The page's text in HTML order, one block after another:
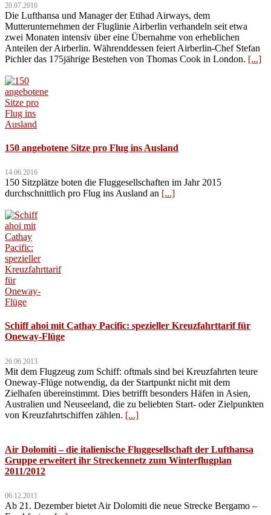
20.07.2016
Die Lufthansa und Manager der Etihad Airways, dem
Mutterunternehmen der Fluglinie Airberlin verhandeln seit etwa
zwei Monaten intensiv über eine Übernahme von erheblichen
Anteilen der Airberlin. Währenddessen feiert Airberlin-Chef Stefan
Pichler das 175jährige Bestehen von Thomas Cook in London. [...]
150 angebotene Sitze pro Flug ins Ausland
14.06.2016
150 Sitzplätze boten die Fluggesellschaften im Jahr 2015
durchschnittlich pro Flug ins Ausland an [...]
Schiff ahoi mit Cathay Pacific: spezieller Kreuzfahrttarif für
Oneway-Flüge
26.06.2013
Mit dem Flugzeug zum Schiff: oftmals sind bei Kreuzfahrten teure
Oneway-Flüge notwendig, da der Startpunkt nicht mit dem
Zielhafen übereinstimmt. Dies betrifft besonders Häfen in Asien,
Australien und Neuseeland, die zu beliebten Start- oder Zielpunkten
von Kreuzfahrtschiffen zählen. [...]
Air Dolomiti – die italienische Fluggesellschaft der Lufthansa
Gruppe erweitert ihr Streckennetz zum Winterflugplan
2011/2012
06.12.2011
Ab 21. Dezember bietet Air Dolomiti die neue Strecke Bergamo –